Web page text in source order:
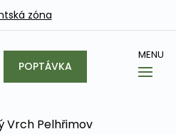
zóna
POPTÁVKA
Vrch Pelhřimov